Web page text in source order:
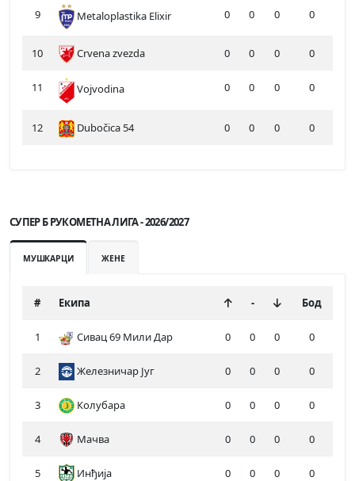
9 Metaloplastika Elixir 0 0 0 0
10 Crvena zvezda 0 0 0 0
11 Vojvodina 0 0 0 0
12 Dubočica 54 0 0 0 0
СУПЕР Б РУКОМЕТНА ЛИГА - 2026/2027
МУШКАРЦИ ЖЕНЕ
# Екипа - Бод
1 Сивац 69 Мили Дар 0 0 0 0
2 Железничар Југ 0 0 0 0
3 Колубара 0 0 0 0
4 Мачва 0 0 0 0
5 Инђија 0 0 0 0